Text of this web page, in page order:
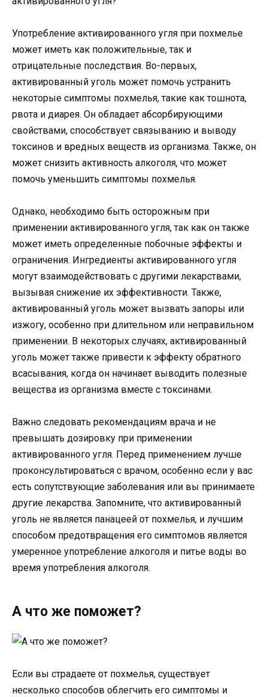
Употребление активированного угля при похмелье
может иметь как положительные, так и
отрицательные последствия. Во-первых,
активированный уголь может помочь устранить
некоторые симптомы похмелья, такие как тошнота,
рвота и диарея. Он обладает абсорбирующими
свойствами, способствует связыванию и выводу
токсинов и вредных веществ из организма. Также, он
может снизить активность алкоголя, что может
помочь уменьшить симптомы похмелья.
Однако, необходимо быть осторожным при
применении активированного угля, так как он также
может иметь определенные побочные эффекты и
ограничения. Ингредиенты активированного угля
могут взаимодействовать с другими лекарствами,
вызывая снижение их эффективности. Также,
активированный уголь может вызвать запоры или
изжогу, особенно при длительном или неправильном
применении. В некоторых случаях, активированный
уголь может также привести к эффекту обратного
всасывания, когда он начинает выводить полезные
вещества из организма вместе с токсинами.
Важно следовать рекомендациям врача и не
превышать дозировку при применении
активированного угля. Перед применением лучше
проконсультироваться с врачом, особенно если у вас
есть сопутствующие заболевания или вы принимаете
другие лекарства. Запомните, что активированный
уголь не является панацеей от похмелья, и лучшим
способом предотвращения его симптомов является
умеренное употребление алкоголя и питье воды во
время употребления алкоголя.
А что же поможет?
Если вы страдаете от похмелья, существует
несколько способов облегчить его симптомы и